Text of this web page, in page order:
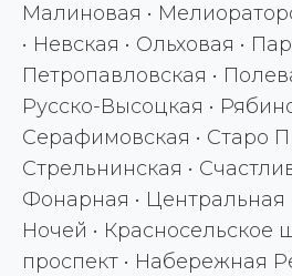
Малиновая •
• Невская • Ольховая •
Петропавловская •
Русско-Высоцкая •
Серафимовская • Старо
Стрельнинская •
Фонарная • Центральная
Ночей • Красносельское
проспект • Набережная